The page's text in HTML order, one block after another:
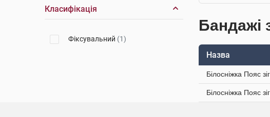
Класифікація
Фіксувальний (1)
Бандажі
Назва
Білосніжка Пояс
Білосніжка Пояс